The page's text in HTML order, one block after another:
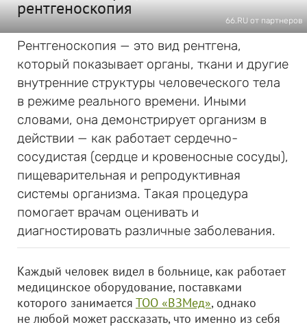
рентгеноскопия
66.RU от партнеров
Рентгеноскопия — это вид рентгена,
который показывает органы, ткани и другие
внутренние структуры человеческого тела
в режиме реального времени. Иными
словами, она демонстрирует организм в
действии — как работает сердечно-
сосудистая (сердце и кровеносные сосуды),
пищеварительная и репродуктивная
системы организма. Такая процедура
помогает врачам оценивать и
диагностировать различные заболевания.
Каждый человек видел в больнице, как работает
медицинское оборудование, поставками
которого занимается ТОО «ВЗМед», однако
не любой может рассказать, что именно из себя